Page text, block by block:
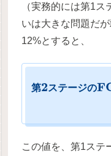
（実務的には第1
いは大きな問題だ
12%とすると、
第2ステージのF
この値を、第1ステ